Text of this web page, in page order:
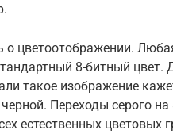
о цветоотображении.
8-битный цвет.
такое изображение
Переходы серого
естественных